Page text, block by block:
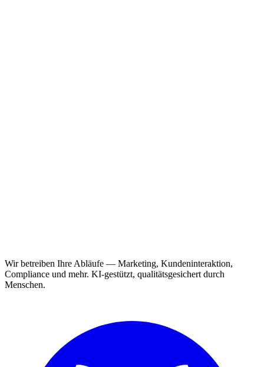
Wir betreiben Ihre Abläufe — Marketing, Kundeninteraktion,
Compliance und mehr. KI-gestützt, qualitätsgesichert durch
Menschen.